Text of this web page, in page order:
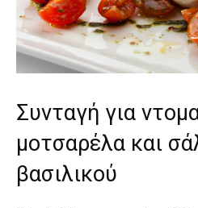
Συνταγή για
μοτσαρέλα και
βασιλικού